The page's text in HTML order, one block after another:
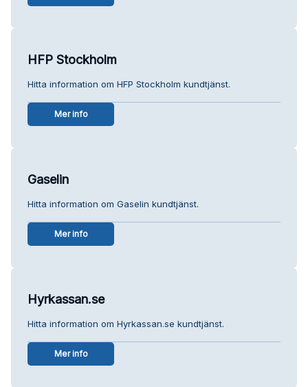
HFP Stockholm
Hitta information om HFP Stockholm kundtjänst.
Mer info
Gaselin
Hitta information om Gaselin kundtjänst.
Mer info
Hyrkassan.se
Hitta information om Hyrkassan.se kundtjänst.
Mer info